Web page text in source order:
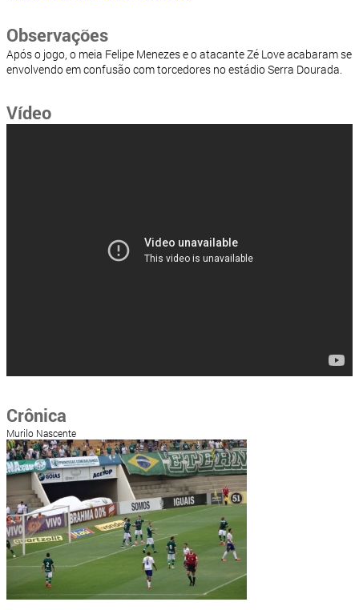
Observações
Após o jogo, o meia Felipe Menezes e o atacante Zé Love acabaram se
envolvendo em confusão com torcedores no estádio Serra Dourada.
Vídeo
Crônica
Murilo Nascente